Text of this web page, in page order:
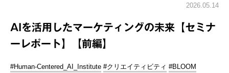
2026.05.14
AIを活用したマーケティングの未来【セミナ
ーレポート】【前編】
#Human-Centered_AI_Institute #クリエイティビティ #BLOOM